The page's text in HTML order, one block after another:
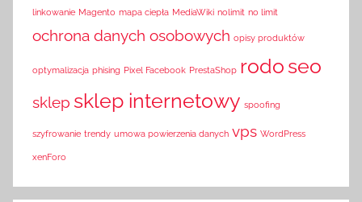
linkowanie Magento mapa ciepła MediaWiki nolimit no limit
ochrona danych osobowych opisy produktów
optymalizacja phising Pixel Facebook PrestaShop rodo seo
sklep sklep internetowy spoofing
szyfrowanie trendy umowa powierzenia danych vps WordPress
xenForo